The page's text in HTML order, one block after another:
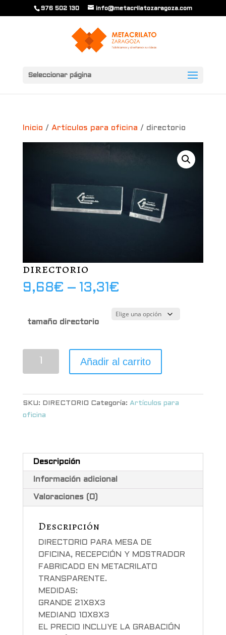
976 502 130 info@metacrilatozaragoza.com
Seleccionar página
Inicio / Artículos para oficina / directorio
directorio
9,68€ – 13,31 €
9,68€
tamaño directorio
Añadir al carrito
SKU: DIRECTORIO Categoría: Artículos para
oficina
Descripción
Información adicional
Valoraciones (0)
Descripción
DIRECTORIO PARA MESA DE
OFICINA, RECEPCIÓN Y MOSTRADOR
FABRICADO EN METACRILATO
TRANSPARENTE.
MEDIDAS:
GRANDE 21X8X3
MEDIANO 10X8X3
EL PRECIO INCLUYE LA GRABACIÓN